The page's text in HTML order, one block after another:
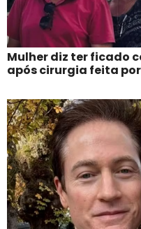
Mulher diz ter ficado
após cirurgia feita